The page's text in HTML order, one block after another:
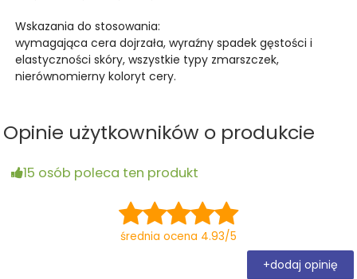
Wskazania do stosowania:
wymagająca cera dojrzała, wyraźny spadek gęstości i
elastyczności skóry, wszystkie typy zmarszczek,
nierównomierny koloryt cery.
Opinie użytkowników o produkcie
15 osób poleca ten produkt
średnia ocena 4.93/5
+dodaj opinię